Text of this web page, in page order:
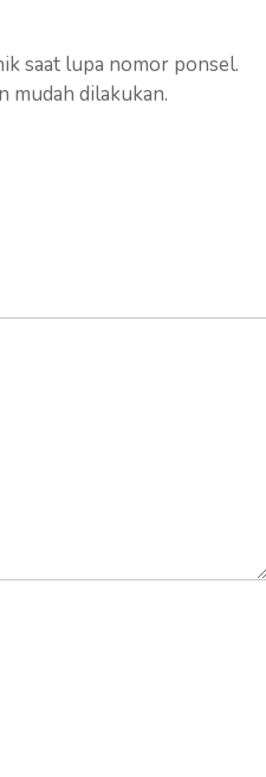
saat lupa nomor ponsel.
mudah dilakukan.